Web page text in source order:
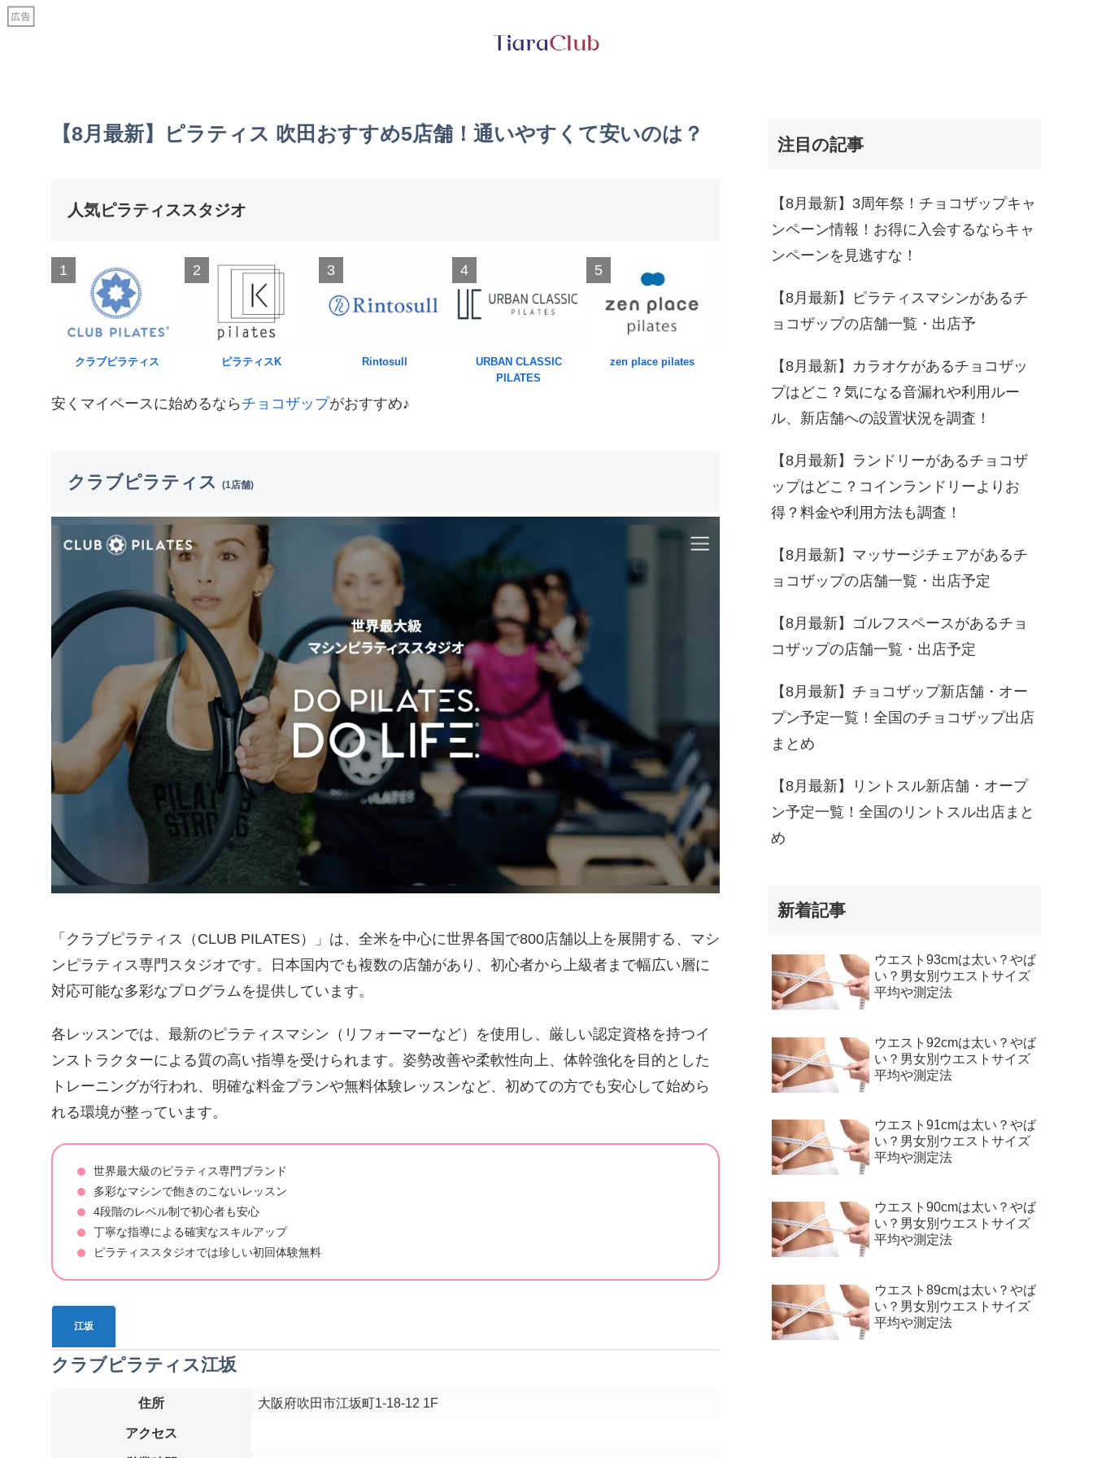
【8月最新】ピラティス 吹田おすすめ5店舗！通いやすくて安いのは？
人気ピラティススタジオ
1
クラブピラティス
2
ピラティスK
3
Rintosull
4
URBAN CLASSIC
PILATES
5
zen place pilates
安くマイペースに始めるなら チョコザップがおすすめ♪
クラブピラティス (1店舗)
「クラブピラティス（CLUB PILATES）」は、全米を中心に世界各国で800店舗以上を展開する、マシ
ンピラティス専門スタジオです。日本国内でも複数の店舗があり、初心者から上級者まで幅広い層に
対応可能な多彩なプログラムを提供しています。
各レッスンでは、最新のピラティスマシン（リフォーマーなど）を使用し、厳しい認定資格を持つイ
ンストラクターによる質の高い指導を受けられます。姿勢改善や柔軟性向上、体幹強化を目的とした
トレーニングが行われ、明確な料金プランや無料体験レッスンなど、初めての方でも安心して始めら
れる環境が整っています。
世界最大級のピラティス専門ブランド
多彩なマシンで飽きのこないレッスン
4段階のレベル制で初心者も安心
丁寧な指導による確実なスキルアップ
ピラティススタジオでは珍しい初回体験無料
江坂
クラブピラティス江坂
住所 大阪府吹田市江坂町1-18-12 1F
アクセス
注目の記事
【8月最新】3周年祭！チョコザップキャ
ンペーン情報！お得に入会するならキャ
ンペーンを見逃すな！
【8月最新】ピラティスマシンがあるチ
ョコザップの店舗一覧・出店予
【8月最新】カラオケがあるチョコザッ
プはどこ？気になる音漏れや利用ルー
ル、新店舗への設置状況を調査！
【8月最新】ランドリーがあるチョコザ
ップはどこ？コインランドリーよりお
得？料金や利用方法も調査！
【8月最新】マッサージチェアがあるチ
ョコザップの店舗一覧・出店予定
【8月最新】ゴルフスペースがあるチョ
コザップの店舗一覧・出店予定
【8月最新】チョコザップ新店舗・オー
プン予定一覧！全国のチョコザップ出店
まとめ
【8月最新】リントスル新店舗・オープ
ン予定一覧！全国のリントスル出店まと
め
新着記事
ウエスト93cmは太い？やば
い？男女別ウエストサイズ
平均や測定法
ウエスト92cmは太い？やば
い？男女別ウエストサイズ
平均や測定法
ウエスト91cmは太い？やば
い？男女別ウエストサイズ
平均や測定法
ウエスト90cmは太い？やば
い？男女別ウエストサイズ
平均や測定法
ウエスト89cmは太い？やば
い？男女別ウエストサイズ
平均や測定法